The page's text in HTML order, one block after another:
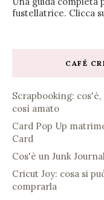
fustellatrice. Clicca
CAFÉ
Scrapbooking:
così amato
Card Pop Up
Card
Cos'è un Junk
Cricut Joy: cosa si
comprarla